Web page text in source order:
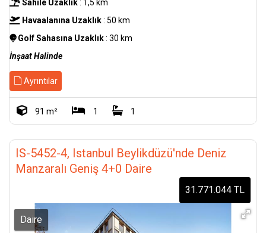
Sahile Uzaklık: 1,5 km
Havaalanına Uzaklık: 50 km
Golf Sahasına Uzaklık: 30 km
İnşaat Halinde
Ayrıntılar
91 m² 1 1
IS-5452-4, Istanbul Beylikdüzü'nde Deniz
Manzaralı Geniş 4+0 Daire
31.771.044 TL
Daire